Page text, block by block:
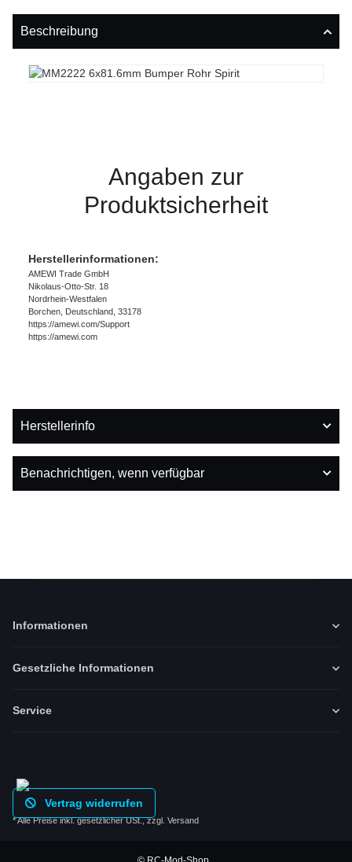
Beschreibung
Angaben zur
Produktsicherheit
Herstellerinformationen:
AMEWI Trade GmbH
Nikolaus-Otto-Str. 18
Nordrhein-Westfalen
Borchen, Deutschland, 33178
https://amewi.com/Support
https://amewi.com
Herstellerinfo
Benachrichtigen, wenn verfügbar
Informationen
Gesetzliche Informationen
Service
Vertrag widerrufen
* Alle Preise inkl. gesetzlicher USt., zzgl. Versand